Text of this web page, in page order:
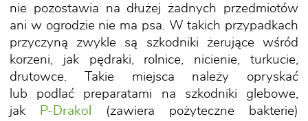
nie pozostawia na dłużej żadnych przedmiotów
ani w ogrodzie nie ma psa. W takich przypadkach
przyczyną zwykle są szkodniki żerujące wśród
korzeni, jak pędraki, rolnice, nicienie, turkucie,
drutowce. Takie miejsca należy opryskać
lub podlać preparatami na szkodniki glebowe,
jak
P-Drakol
(zawiera pożyteczne bakterie)